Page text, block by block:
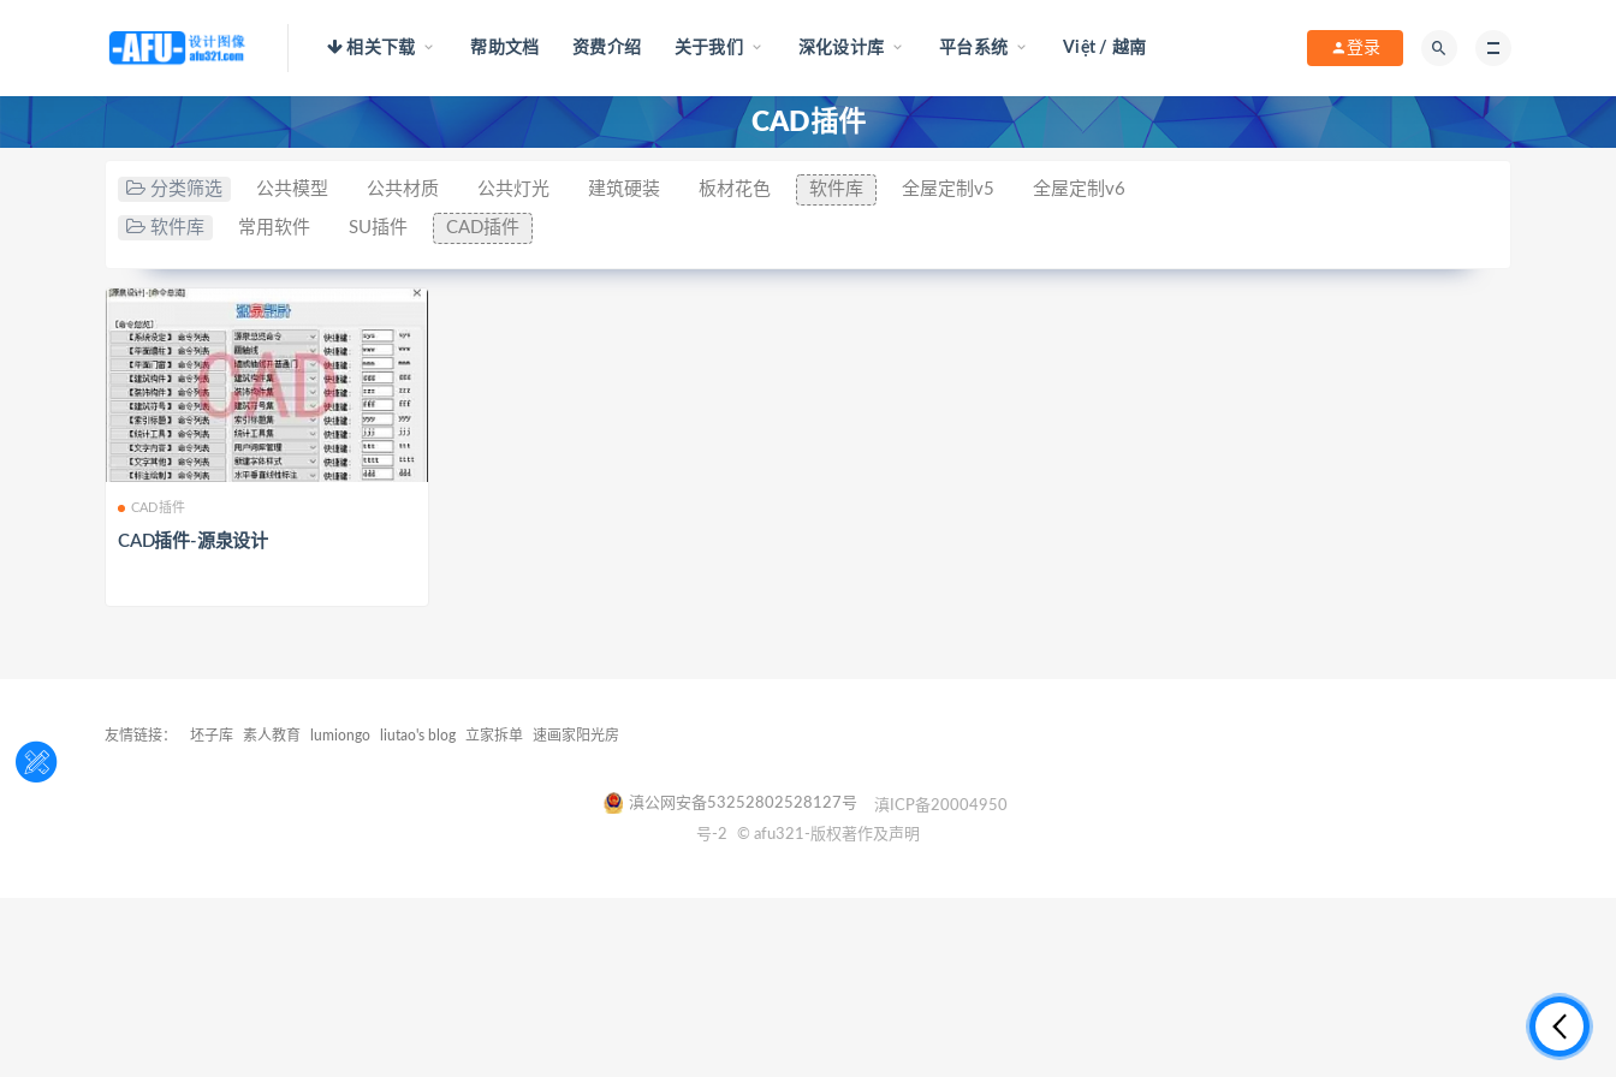
相关下载 帮助文档 资费介绍 关于我们 深化设计库 平台系统 Việt / 越南 登录
CAD插件
分类筛选 公共模型 公共材质 公共灯光 建筑硬装 板材花色 软件库 全屋定制v5 全屋定制v6
软件库 常用软件 SU插件 CAD插件
CAD插件
CAD插件-源泉设计
友情链接： 坯子库 素人教育 lumiongo liutao's blog 立家拆单 速画家阳光房
滇公网安备53252802528127号
滇ICP备20004950
号-2
© afu321-版权著作及声明